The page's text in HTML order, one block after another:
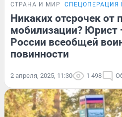
СТРАНА И МИР СПЕЦОПЕРАЦИЯ
Никаких отсрочек от
мобилизации? Юрист
России всеобщей
повинности
2 апреля, 2025, 11:30 1 498